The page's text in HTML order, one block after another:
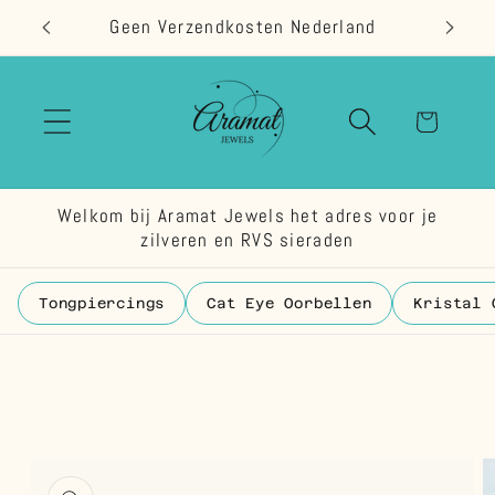
naar de
content
Geen Verzendkosten Nederland
Welkom bij Aramat Jewels het adres voor je
zilveren en RVS sieraden
Tongpiercings Cat Eye Oorbellen Kristal
direct naar